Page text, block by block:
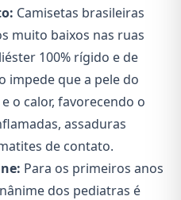
Camisetas brasileiras
muito baixos nas ruas
100% rígido e de
impede que a pele do
o calor, favorecendo o
assaduras
de contato.
Para os primeiros anos
dos pediatras é